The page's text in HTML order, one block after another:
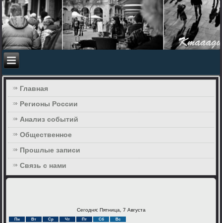
Главная
Регионы России
Анализ событий
Общественное
Прошлые записи
Связь с нами
Сегодня: Пятница, 7 Августа
Пн Вт Ср Чт Пт Сб Вс